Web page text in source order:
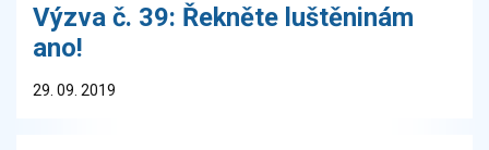
Výzva č. 39: Řekněte luštěninám
ano!
29. 09. 2019